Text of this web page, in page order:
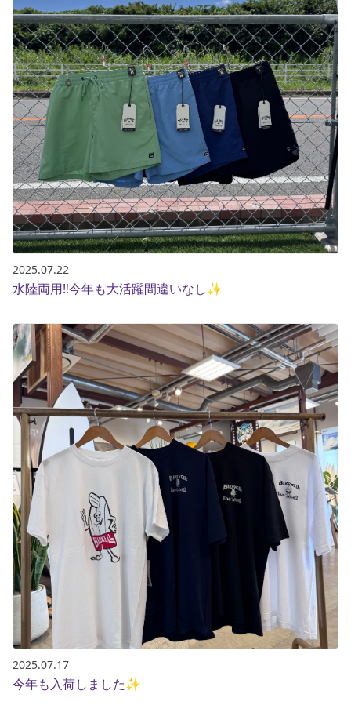
2025.07.22
水陸両用‼️今年も大活躍間違いなし✨
2025.07.17
今年も入荷しました✨